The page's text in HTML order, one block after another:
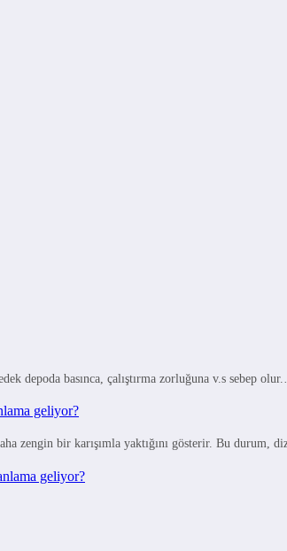
depoda basınca, çalıştırma zorluğuna v.s sebep
geliyor?
zengin bir karışımla yaktığını gösterir. Bu durum,
geliyor?